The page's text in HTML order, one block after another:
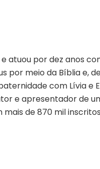
atuou por dez anos
por meio da Bíblia e,
com Lívia e
e apresentador de
de 870 mil